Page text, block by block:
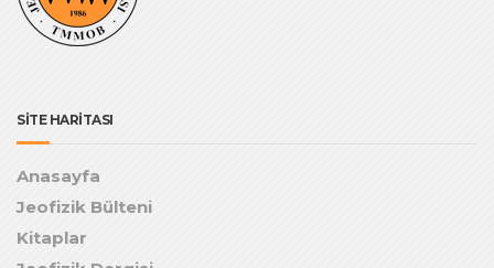
SİTE HARİTASI
Anasayfa
Jeofizik Bülteni
Kitaplar